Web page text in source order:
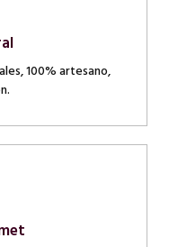
100% artesano,